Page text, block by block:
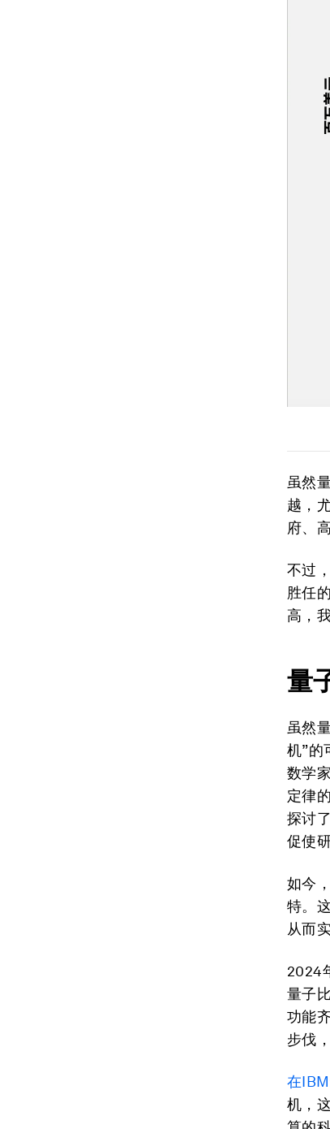
虽然
越，
府、
不过
胜任
高，
量
虽然
机”的
数学
定律
探讨
促使
如今
特。
从而
2024
量子
功能
步伐
在
机，